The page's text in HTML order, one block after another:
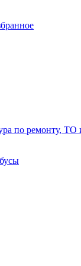
ремонту, ТО и